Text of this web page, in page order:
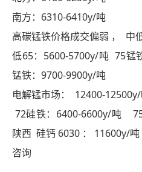
南方：6310-6410y/吨
高碳锰铁价格成交偏弱 ， 中
低65：5600-5700y/吨 75锰
锰铁：9700-9900y/吨
电解锰市场： 12400-
72硅铁：6400-6600y/吨
陕西 硅钙 6030 ：
咨询